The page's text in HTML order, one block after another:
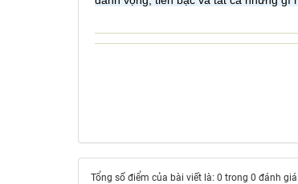
Tổng số điểm của bài viết là: 0 trong 0 đánh giá